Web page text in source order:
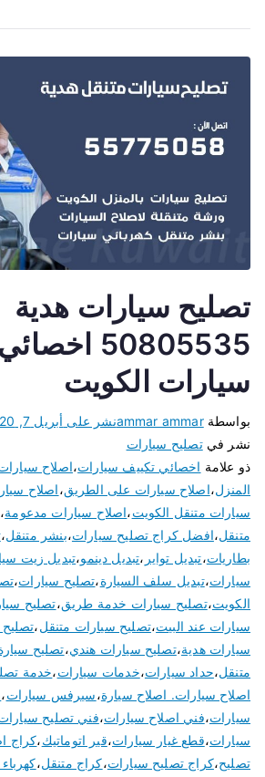
تصليح سيارات هدية
50805535
سيارات الكويت
بواسطةammar ammarنشر على أبريل 7, 2020
نشر فيتصليح سيارات
ذو علامة اخصائي تكييف سيارات،اصلاح
المنزل،اصلاح سيارات على الطريق،اصلاح
سيارات متنقل الكويت،اصلاح سيارات مدعومة،
متنقل،افضل كراج تصليح سيارات،بنشر متنقل،
بطاريات،تبديل تواير ،تبديل دينمو،تبديل زيت
سيارات،تبديل سلف السيارة،تصليح سيارات،
الكويت،تصليح سيارات خدمة طريق،تصليح
سيارات عند البيت،تصليح سيارات متنقل،
سيارات هدية،تصليح سيارات هندي،تصليح
متنقل،حداد سيارات،خدمات سيارات،خدمة
اصلاح سيارات. اصلاح سيارة،سيرفس سيارات،
سيارات،فني اصلاح سيارات،فني تصليح
سيارات،قطع غيار سيارات،قير اتوماتيك،كراج
تصليح،كراج تصليح سيارات،كراج متنقل،